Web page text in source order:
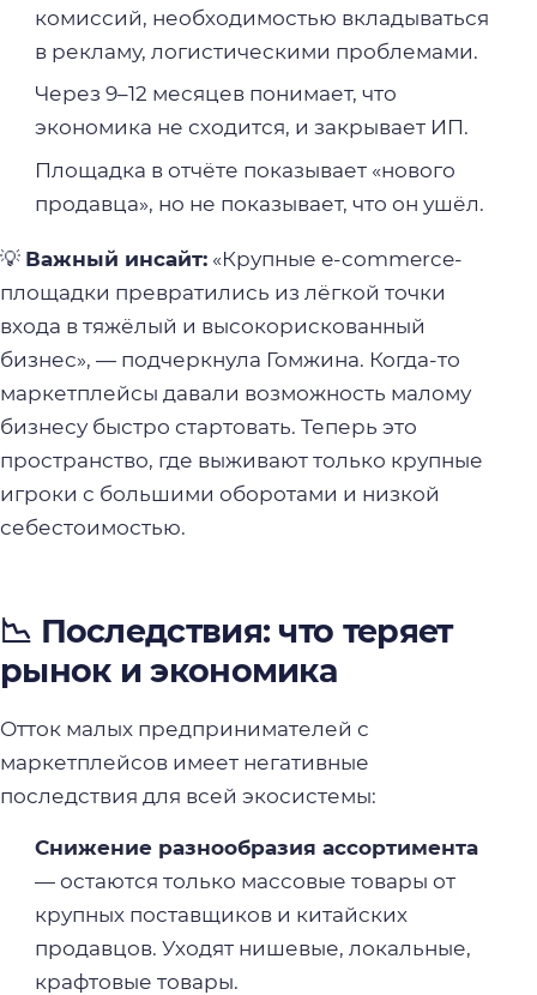
комиссий, необходимостью вкладываться
в рекламу, логистическими проблемами.
Через 9–12 месяцев понимает, что
экономика не сходится, и закрывает ИП.
Площадка в отчёте показывает «нового
продавца», но не показывает, что он ушёл.
💡 Важный инсайт: «Крупные e-commerce-
площадки превратились из лёгкой точки
входа в тяжёлый и высокорискованный
бизнес», — подчеркнула Гомжина. Когда-то
маркетплейсы давали возможность малому
бизнесу быстро стартовать. Теперь это
пространство, где выживают только крупные
игроки с большими оборотами и низкой
себестоимостью.
📉 Последствия: что теряет
рынок и экономика
Отток малых предпринимателей с
маркетплейсов имеет негативные
последствия для всей экосистемы:
Снижение разнообразия ассортимента
— остаются только массовые товары от
крупных поставщиков и китайских
продавцов. Уходят нишевые, локальные,
крафтовые товары.